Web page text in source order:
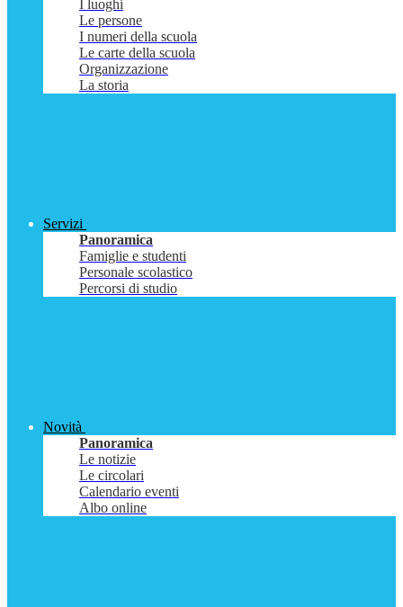
I luoghi
Le persone
I numeri della scuola
Le carte della scuola
Organizzazione
La storia
Servizi
Panoramica
Famiglie e studenti
Personale scolastico
Percorsi di studio
Novità
Panoramica
Le notizie
Le circolari
Calendario eventi
Albo online